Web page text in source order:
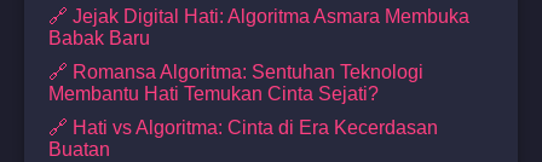
🔗 Jejak Digital Hati: Algoritma Asmara Membuka
Babak Baru
🔗 Romansa Algoritma: Sentuhan Teknologi
Membantu Hati Temukan Cinta Sejati?
🔗 Hati vs Algoritma: Cinta di Era Kecerdasan
Buatan